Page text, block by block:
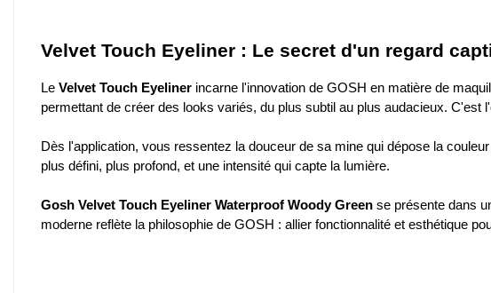
Velvet Touch Eyeliner : Le secret d'un regard
Le Velvet Touch Eyeliner incarne l'innovation de GOSH en matière de
permettant de créer des looks variés, du plus subtil au plus audacieux.
Dès l'application, vous ressentez la douceur de sa mine qui dépose la
plus défini, plus profond, et une intensité qui capte la lumière.
Gosh Velvet Touch Eyeliner Waterproof Woody Green se présente dans
moderne reflète la philosophie de GOSH : allier fonctionnalité et esthétique